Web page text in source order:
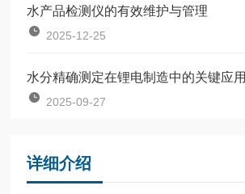
水产品检测仪的有效维护与管理
2025-12-25
水分精确测定在锂电制造中的关键应用
2025-09-27
详细介绍